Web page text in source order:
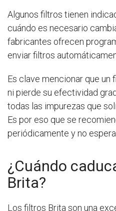
Algunos filtros tienen
cuándo es necesario
fabricantes ofrecen
enviar filtros
Es clave mencionar que un
ni pierde su efectividad
todas las impurezas que
Es por eso que se
periódicamente y no
¿Cuándo
Brita?
Los filtros Brita son una